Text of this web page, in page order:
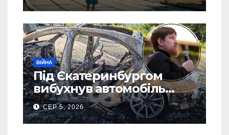
ВІЙНА
Під Єкатеринбургом
вибухнув автомобіль
голови компанії-
виробника дронів “Упир”
– перші подробиці
СЕР 5, 2026